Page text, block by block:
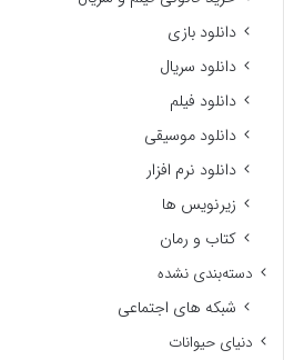
دانلود بازی
دانلود سریال
دانلود فیلم
دانلود موسیقی
دانلود نرم افزار
زیرنویس ها
کتاب و رمان
دسته‌بندی نشده
شبکه های اجتماعی
دنیای حیوانات